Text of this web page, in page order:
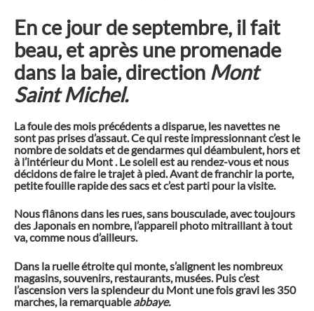
En ce jour de septembre, il fait
beau, et après une promenade
dans la baie, direction Mont
Saint Michel.
La foule des mois précédents a disparue, les navettes ne
sont pas prises d’assaut. Ce qui reste impressionnant c’est le
nombre de soldats et de gendarmes qui déambulent, hors et
à l’intérieur du Mont . Le soleil est au rendez-vous et nous
décidons de faire le trajet à pied. Avant de franchir la porte,
petite fouille rapide des sacs et c’est parti pour la visite.
Nous flânons dans les rues, sans bousculade, avec toujours
des Japonais en nombre, l’appareil photo mitraillant à tout
va, comme nous d’ailleurs.
Dans la ruelle étroite qui monte, s’alignent les nombreux
magasins, souvenirs, restaurants, musées. Puis c’est
l’ascension vers la splendeur du Mont une fois gravi les 350
marches, la remarquableabbaye.